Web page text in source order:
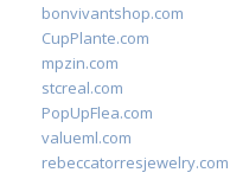
bonvivantshop.com
CupPlante.com
mpzin.com
stcreal.com
PopUpFlea.com
valueml.com
rebeccatorresjewelry.com